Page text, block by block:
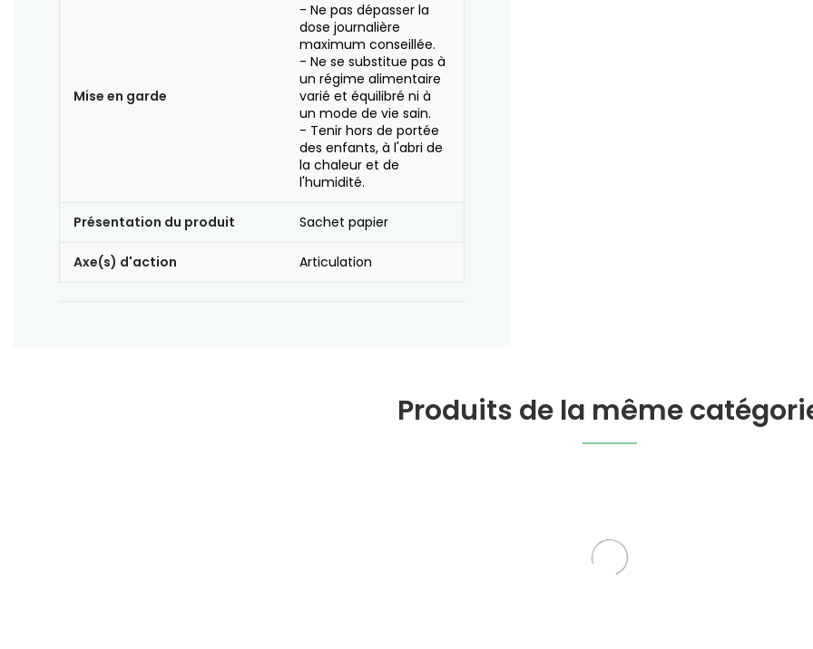
Mise en garde
- Ne pas dépasser la
dose journalière
maximum conseillée.
- Ne se substitue pas à
un régime alimentaire
varié et équilibré ni à
un mode de vie sain.
- Tenir hors de portée
des enfants, à l'abri de
la chaleur et de
l'humidité.
Présentation du produit Sachet papier
Axe(s) d'action Articulation
Produits de la même